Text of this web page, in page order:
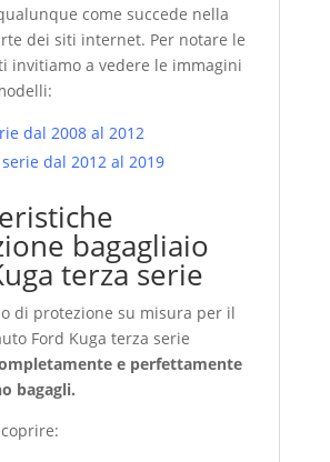
come succede nella
dei siti internet. Per notare le
invitiamo a vedere le immagini
dal 2008 al 2012
dal 2012 al 2019
bagagliaio
terza serie
di protezione su misura per il
Ford Kuga terza serie
e perfettamente
bagagli.